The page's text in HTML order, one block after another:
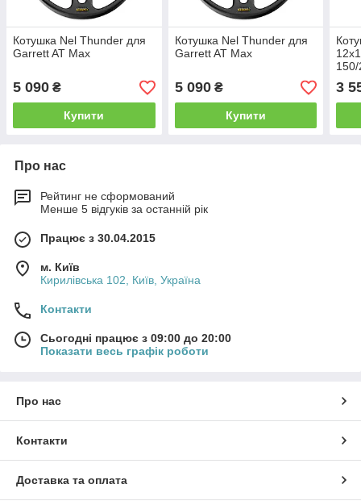
Котушка Nel Thunder для
Garrett AT Max
5 090 ₴
Купити
Котушка Nel Thunder для
Garrett AT Max
5 090₴
Купити
3
Про нас
Рейтинг не сформований
Менше 5 відгуків за останній рік
Працює з 30.04.2015
м. Київ
Кирилівська 102, Київ, Україна
Контакти
Сьогодні працює з 09:00 до 20:00
Показати весь графік роботи
Про нас
Контакти
Доставка та оплата